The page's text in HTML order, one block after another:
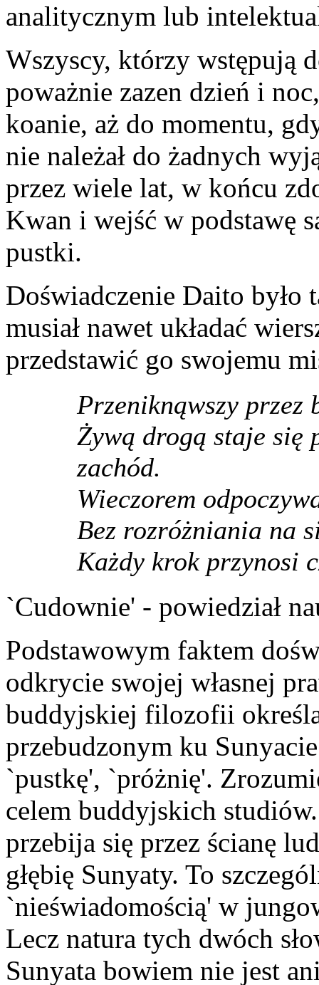
analitycznym lub
Wszyscy, którzy wstępują
poważnie zazen dzień i
koanie, aż do momentu,
nie należał do żadnych
przez wiele lat, w końcu
Kwan i wejść w podstawę
pustki.
Doświadczenie Daito było
musiał nawet układać
przedstawić go swojemu
Przeniknąwszy przez
Żywą drogą staje się
zachód.
Wieczorem
Bez rozróżniania na
Każdy krok przynosi
`Cudownie' - powiedział
Podstawowym faktem
odkrycie swojej własnej
buddyjskiej filozofii
przebudzonym ku
`pustkę', `próżnię'.
celem buddyjskich
przebija się przez ścianę
głębię Sunyaty. To
`nieświadomością' w
Lecz natura tych dwóch
Sunyata bowiem nie jest